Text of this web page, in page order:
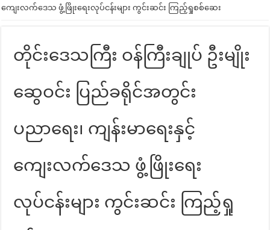
ကျေးလက်ဒေသ ဖွံ့ဖြိုးရေးလုပ်ငန်းများ ကွင်းဆင်း ကြည့်ရှုစစ်ဆေး
တိုင်းဒေသကြီး ဝန်ကြီးချုပ် ဦးမျိုး
ဆွေဝင်း ပြည်ခရိုင်အတွင်း
ပညာရေး၊ ကျန်းမာရေးနှင့်
ကျေးလက်ဒေသ ဖွံ့ဖြိုးရေး
လုပ်ငန်းများ ကွင်းဆင်း ကြည့်ရှု